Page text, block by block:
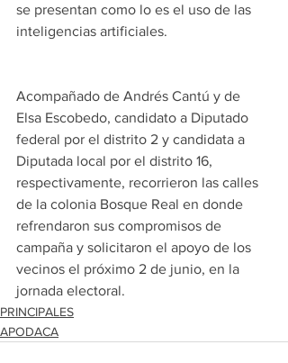
se presentan como lo es el uso de las
inteligencias artificiales.
Acompañado de Andrés Cantú y de
Elsa Escobedo, candidato a Diputado
federal por el distrito 2 y candidata a
Diputada local por el distrito 16,
respectivamente, recorrieron las calles
de la colonia Bosque Real en donde
refrendaron sus compromisos de
campaña y solicitaron el apoyo de los
vecinos el próximo 2 de junio, en la
jornada electoral.
PRINCIPALES
APODACA